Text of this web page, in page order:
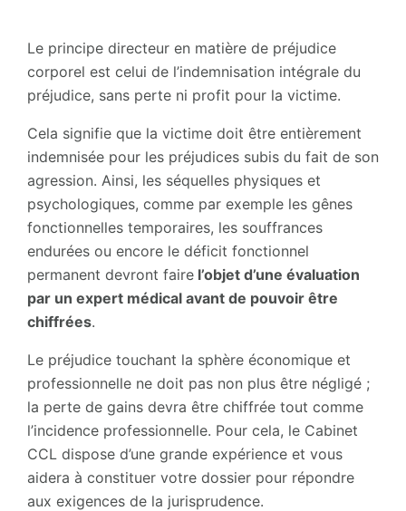
Le principe directeur en matière de préjudice
corporel est celui de l’indemnisation intégrale du
préjudice, sans perte ni profit pour la victime.
Cela signifie que la victime doit être entièrement
indemnisée pour les préjudices subis du fait de son
agression. Ainsi, les séquelles physiques et
psychologiques, comme par exemple les gênes
fonctionnelles temporaires, les souffrances
endurées ou encore le déficit fonctionnel
permanent devront faire l’objet d’une évaluation
par un expert médical avant de pouvoir être
chiffrées.
Le préjudice touchant la sphère économique et
professionnelle ne doit pas non plus être négligé ;
la perte de gains devra être chiffrée tout comme
l’incidence professionnelle. Pour cela, le Cabinet
CCL dispose d’une grande expérience et vous
aidera à constituer votre dossier pour répondre
aux exigences de la jurisprudence.